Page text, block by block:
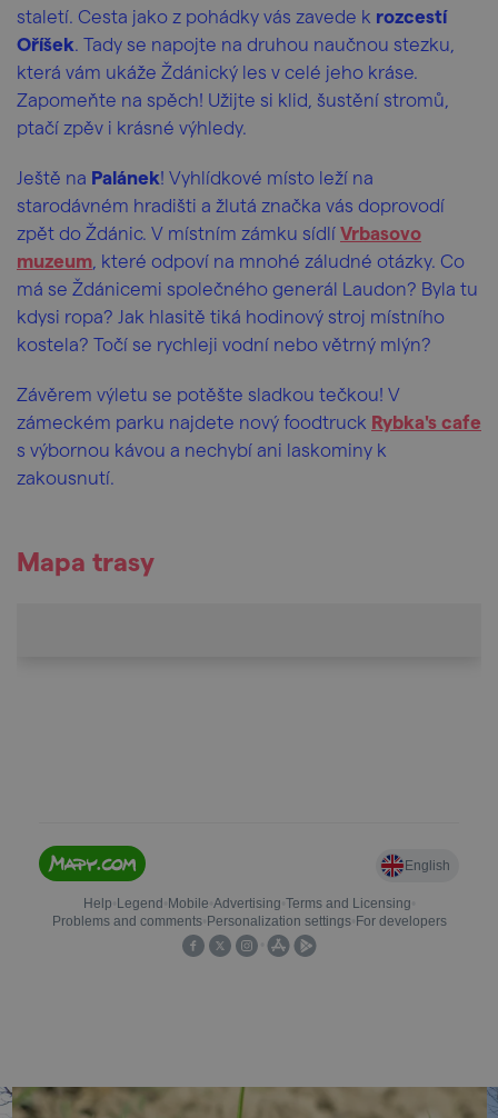
staletí. Cesta jako z pohádky vás zavede k rozcestí
Oříšek. Tady se napojte na druhou naučnou stezku,
která vám ukáže Ždánický les v celé jeho kráse.
Zapomeňte na spěch! Užijte si klid, šustění stromů,
ptačí zpěv i krásné výhledy.
Ještě na Palánek! Vyhlídkové místo leží na
starodávném hradišti a žlutá značka vás doprovodí
zpět do Ždánic. V místním zámku sídlí Vrbasovo
muzeum , které odpoví na mnohé záludné otázky. Co
má se Ždánicemi společného generál Laudon? Byla tu
kdysi ropa? Jak hlasitě tiká hodinový stroj místního
kostela? Točí se rychleji vodní nebo větrný mlýn?
Závěrem výletu se potěšte sladkou tečkou! V
zámeckém parku najdete nový foodtruck Rybka's cafe
s výbornou kávou a nechybí ani laskominy k
zakousnutí.
Mapa trasy